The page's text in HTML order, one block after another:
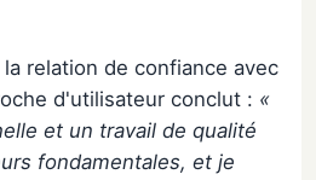
relation de confiance avec
d'utilisateur conclut : «
et un travail de qualité
fondamentales, et je